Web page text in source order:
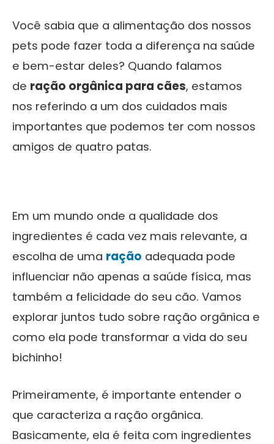
Você sabia que a alimentação dos nossos
pets pode fazer toda a diferença na saúde
e bem-estar deles? Quando falamos
de ração orgânica para cães, estamos
nos referindo a um dos cuidados mais
importantes que podemos ter com nossos
amigos de quatro patas.
Em um mundo onde a qualidade dos
ingredientes é cada vez mais relevante, a
escolha de uma ração adequada pode
influenciar não apenas a saúde física, mas
também a felicidade do seu cão. Vamos
explorar juntos tudo sobre ração orgânica e
como ela pode transformar a vida do seu
bichinho!
Primeiramente, é importante entender o
que caracteriza a ração orgânica.
Basicamente, ela é feita com ingredientes